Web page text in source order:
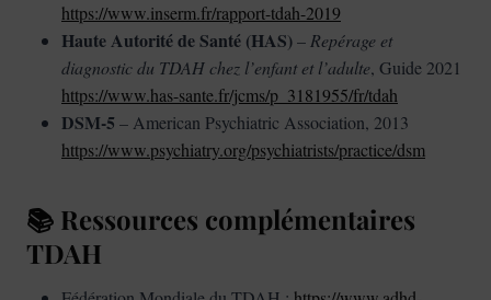
https://www.inserm.fr/rapport-tdah-2019
Haute Autorité de Santé (HAS)– Repérage et
diagnostic du TDAH chez l’enfant et l’adulte, Guide 2021
https://www.has-sante.fr/jcms/p_3181955/fr/tdah
DSM-5 – American Psychiatric Association, 2013
https://www.psychiatry.org/psychiatrists/practice/dsm
📚 Ressources complémentaires
TDAH